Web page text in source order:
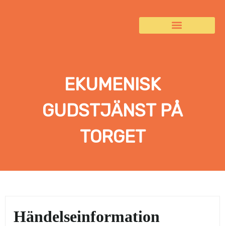
EKUMENISK
GUDSTJÄNST PÅ
TORGET
Händelseinformation